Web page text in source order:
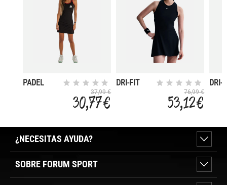
PADEL
37,99 €
30,77 €
DRI-FIT
76,99 €
53,12 €
DRI-
¿NECESITAS AYUDA?
SOBRE FORUM SPORT